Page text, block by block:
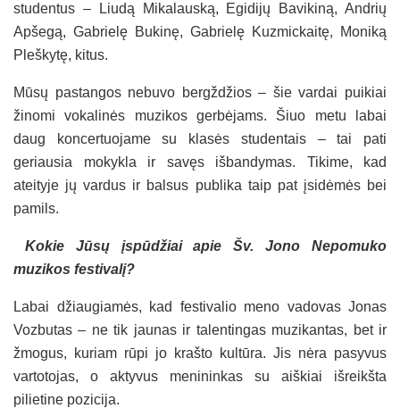
studentus – Liudą Mikalauską, Egidijų Bavikiną, Andrių
Apšegą, Gabrielę Bukinę, Gabrielę Kuzmickaitę, Moniką
Pleškytę, kitus.
Mūsų pastangos nebuvo bergždžios – šie vardai puikiai
žinomi vokalinės muzikos gerbėjams. Šiuo metu labai
daug koncertuojame su klasės studentais – tai pati
geriausia mokykla ir savęs išbandymas. Tikime, kad
ateityje jų vardus ir balsus publika taip pat įsidėmės bei
pamils.
Kokie Jūsų įspūdžiai apie Šv. Jono Nepomuko
muzikos festivalį?
Labai džiaugiamės, kad festivalio meno vadovas Jonas
Vozbutas – ne tik jaunas ir talentingas muzikantas, bet ir
žmogus, kuriam rūpi jo krašto kultūra. Jis nėra pasyvus
vartotojas, o aktyvus menininkas su aiškiai išreikšta
pilietine pozicija.